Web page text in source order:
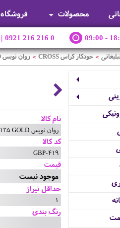
محصولات فروشگاه
| 0921 216 216 0 09:00 -
> خودکار کراس CROSS > روان نویس PEERLESS 125 GOLD
نام کالا
روان نویس PEERLESS 125 GOLD
کد کالا
GBP-419
قیمت
موجود نیست
حداقل تیراژ
1
رنگ بندی